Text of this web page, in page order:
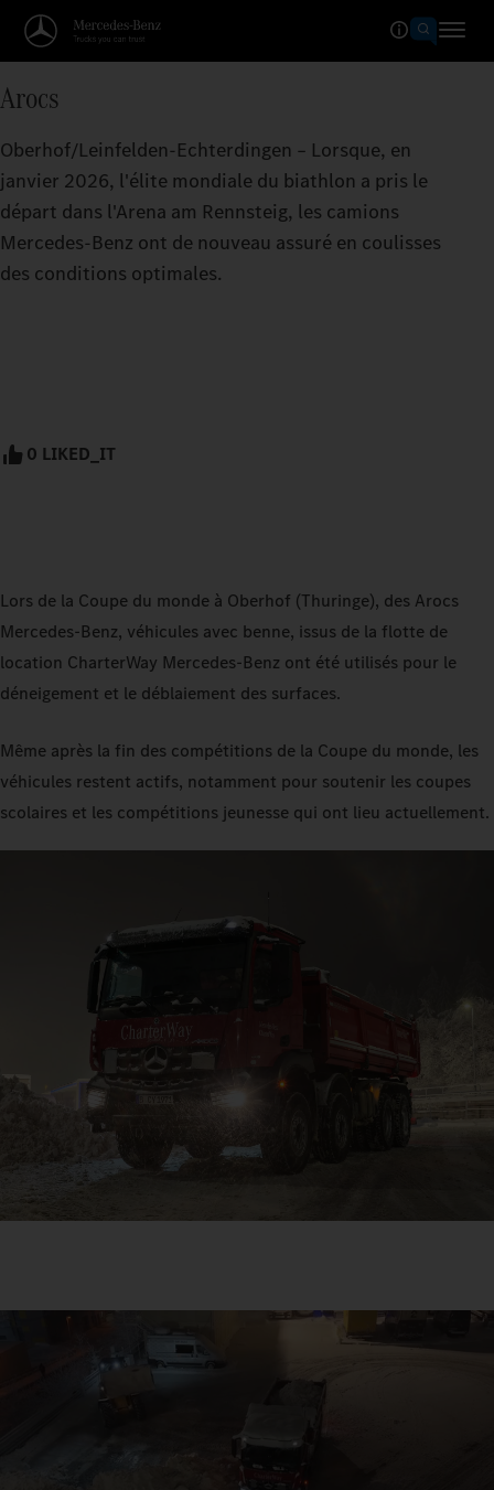
Arocs
Oberhof/Leinfelden-Echterdingen – Lorsque, en
janvier 2026, l'élite mondiale du biathlon a pris le
départ dans l'Arena am Rennsteig, les camions
Mercedes‑Benz ont de nouveau assuré en coulisses
des conditions optimales.
0 LIKED_IT
Lors de la Coupe du monde à Oberhof (Thuringe), des Arocs
Mercedes‑Benz, véhicules avec benne, issus de la flotte de
location CharterWay Mercedes‑Benz ont été utilisés pour le
déneigement et le déblaiement des surfaces.
Même après la fin des compétitions de la Coupe du monde, les
véhicules restent actifs, notamment pour soutenir les coupes
scolaires et les compétitions jeunesse qui ont lieu actuellement.